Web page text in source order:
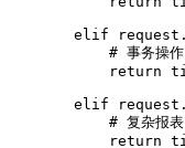
elif
# 事务操
return
elif
# 复杂报
return